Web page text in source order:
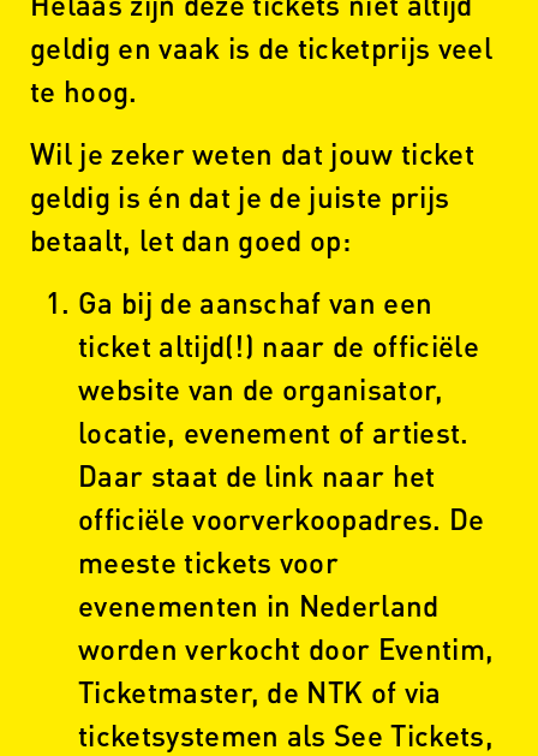
geldig en vaak is de ticketprijs veel
te hoog.
Wil je zeker weten dat jouw ticket
geldig is én dat je de juiste prijs
betaalt, let dan goed op:
Ga bij de aanschaf van een
ticket altijd(!) naar de officiële
website van de organisator,
locatie, evenement of artiest.
Daar staat de link naar het
officiële voorverkoopadres. De
meeste tickets voor
evenementen in Nederland
worden verkocht door Eventim,
Ticketmaster, de NTK of via
ticketsystemen als See Tickets,